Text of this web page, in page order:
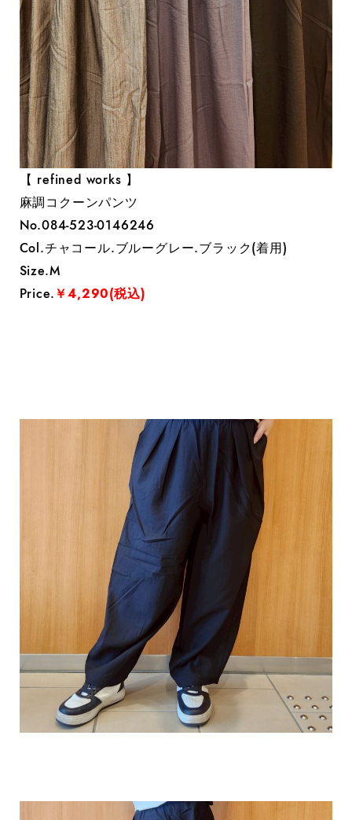
【 refined works 】
麻調コクーンパンツ
No.084-523-0146246
Col.チャコール.ブルーグレー.ブラック(着用)
Size.M
Price.￥4,290(税込)